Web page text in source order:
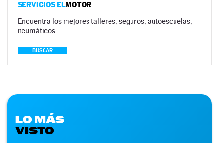
SERVICIOS ELMOTOR
Encuentra los mejores talleres, seguros, autoescuelas,
neumáticos…
BUSCAR
LO MÁS
VISTO